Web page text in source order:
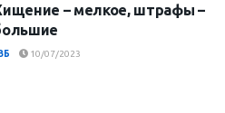
– мелкое, штрафы –
10/07/2023